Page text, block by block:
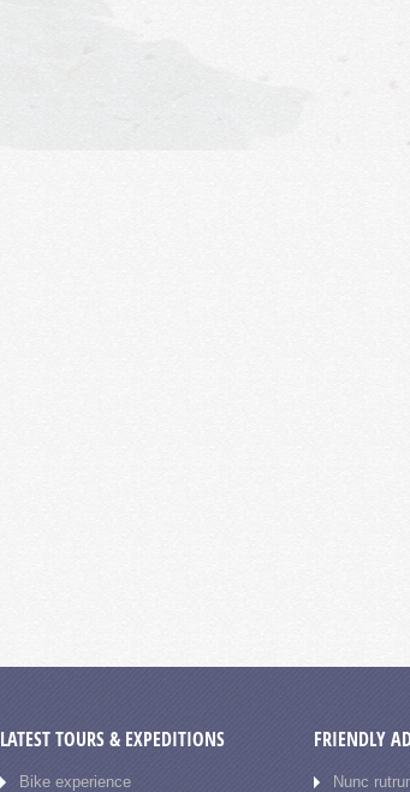
LATEST TOURS & EXPEDITIONS
Bike experience
FRIENDLY
Nunc